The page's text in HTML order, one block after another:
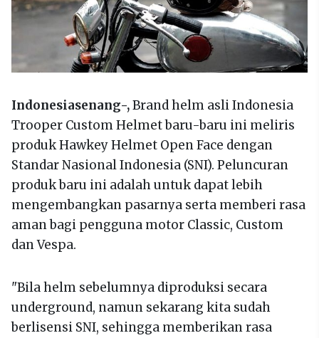
Indonesiasenang-,Brand helm asli Indonesia
Trooper Custom Helmet baru-baru ini meliris
produk Hawkey Helmet Open Face dengan
Standar Nasional Indonesia (SNI). Peluncuran
produk baru ini adalah untuk dapat lebih
mengembangkan pasarnya serta memberi rasa
aman bagi pengguna motor Classic, Custom
dan Vespa.
"Bila helm sebelumnya diproduksi secara
underground, namun sekarang kita sudah
berlisensi SNI, sehingga memberikan rasa